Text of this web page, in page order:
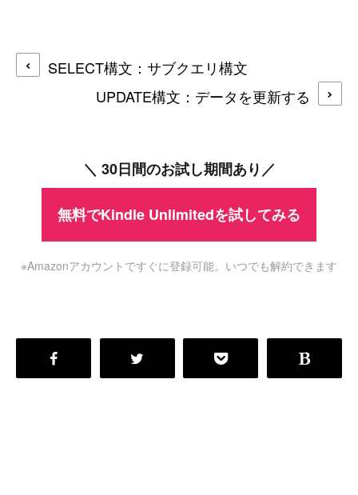
SELECT構文：サブクエリ構文
UPDATE構文：データを更新する
＼ 30日間のお試し期間あり／
無料でKindle Unlimitedを試してみる
※Amazonアカウントですぐに登録可能。いつでも解約できます